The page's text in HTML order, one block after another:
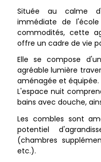
Située au calme
immédiate de
commodités, cette
offre un cadre de vie
Elle se compose
agréable lumière
aménagée et équipée.
L'espace nuit
bains avec douche,
Les combles sont
potentiel
(chambres
etc.).